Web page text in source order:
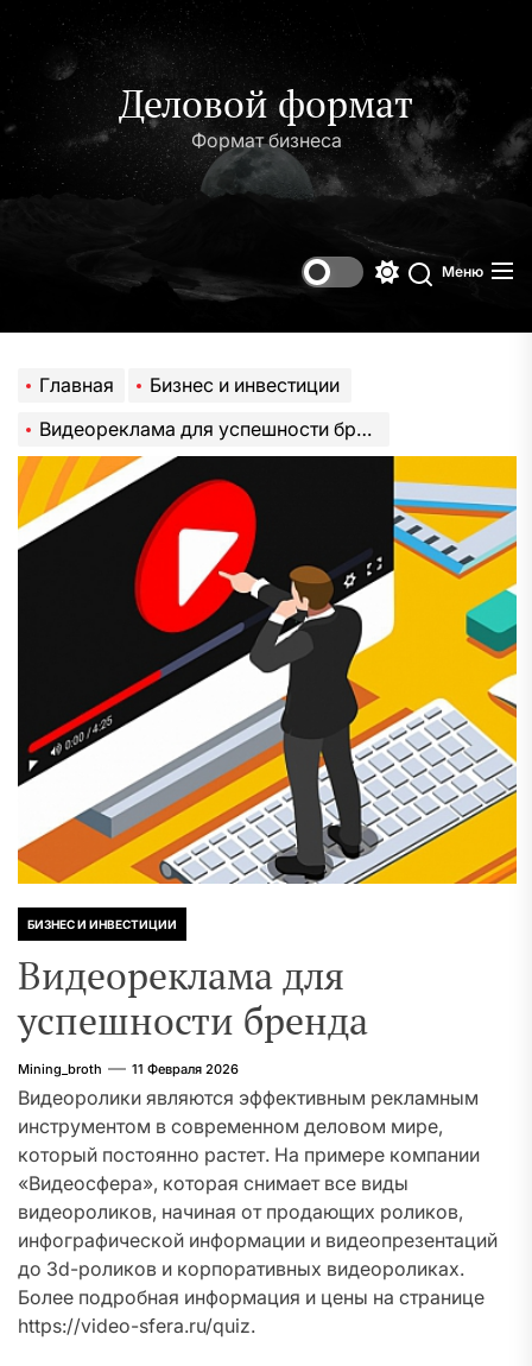
содержимому
Деловой формат
Формат бизнеса
Поиск
Меню
Главная
Бизнес и инвестиции
Видеореклама для успешности бренда
БИЗНЕС И ИНВЕСТИЦИИ
Видеореклама для
успешности бренда
Mining_broth 11 Февраля 2026
Видеоролики являются эффективным рекламным
инструментом в современном деловом мире,
который постоянно растет. На примере компании
«Видеосфера», которая снимает все виды
видеороликов, начиная от продающих роликов,
инфографической информации и видеопрезентаций
до 3d-роликов и корпоративных видеороликах.
Более подробная информация и цены на странице
https://video-sfera.ru/quiz.